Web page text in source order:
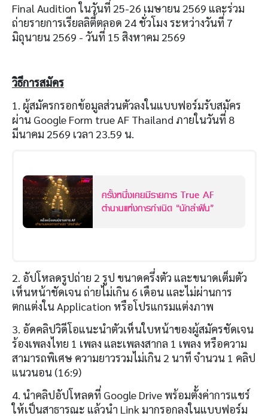
Final Audition ในวันที่ 25-26 เมษายน 2569 และร่วม
ถ่ายรายการเรียลลิตี้ตลอด 24 ชั่วโมง ระหว่างวันที่ 7
มิถุนายน 2569 - วันที่ 15 สิงหาคม 2569
วิธีการสมัคร
1. ผู้สมัครกรอกข้อมูลส่วนตัวลงในแบบฟอร์มรับสมัคร
ผ่าน Google Form true AF Thailand ภายในวันที่ 8
มีนาคม 2569 เวลา 23.59 น.
ครั้งหนึ่งเคยมีรายการ True AF
ตำนานแห่งการกำเนิด “นักล่าฝัน”
2. อัปโหลดรูปถ่าย 2 รูป ขนาดครึ่งตัว และขนาดเต็มตัว
เห็นหน้าชัดเจน ถ่ายไม่เกิน 6 เดือน และไม่ผ่านการ
ตกแต่งใน Application หรือโปรแกรมแต่งภาพ
3. อัดคลิปวิดีโอแนะนำตัวเห็นใบหน้าของผู้สมัครชัดเจน
ร้องเพลงไทย 1 เพลง และเพลงสากล 1 เพลง หรือความ
สามารถพิเศษ ความยาวรวมไม่เกิน 2 นาที จำนวน 1 คลิป
แนวนอน (16:9)
4. นำคลิปอัปโหลดที่ Google Drive พร้อมตั้งค่าการแชร์
ให้เป็นสาธารณะ แล้วนำ Link มากรอกลงในแบบฟอร์ม